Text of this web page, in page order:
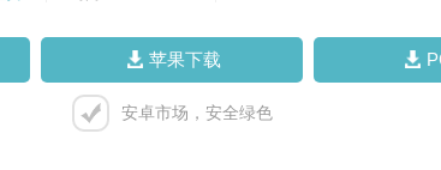
苹果下载
安卓市场，安全绿色